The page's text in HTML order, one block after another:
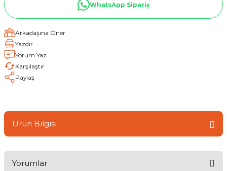
WhatsApp Sipariş
Arkadaşına Öner
Yazdır
Yorum Yaz
Karşılaştır
Paylaş
Ürün Bilgisi
Yorumlar